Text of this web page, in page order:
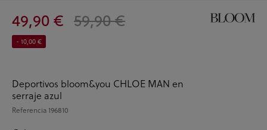
49,90 € 59,90 €
- 10,00 €
Deportivos bloom&you CHLOE MAN en
serraje azul
Referencia 196810